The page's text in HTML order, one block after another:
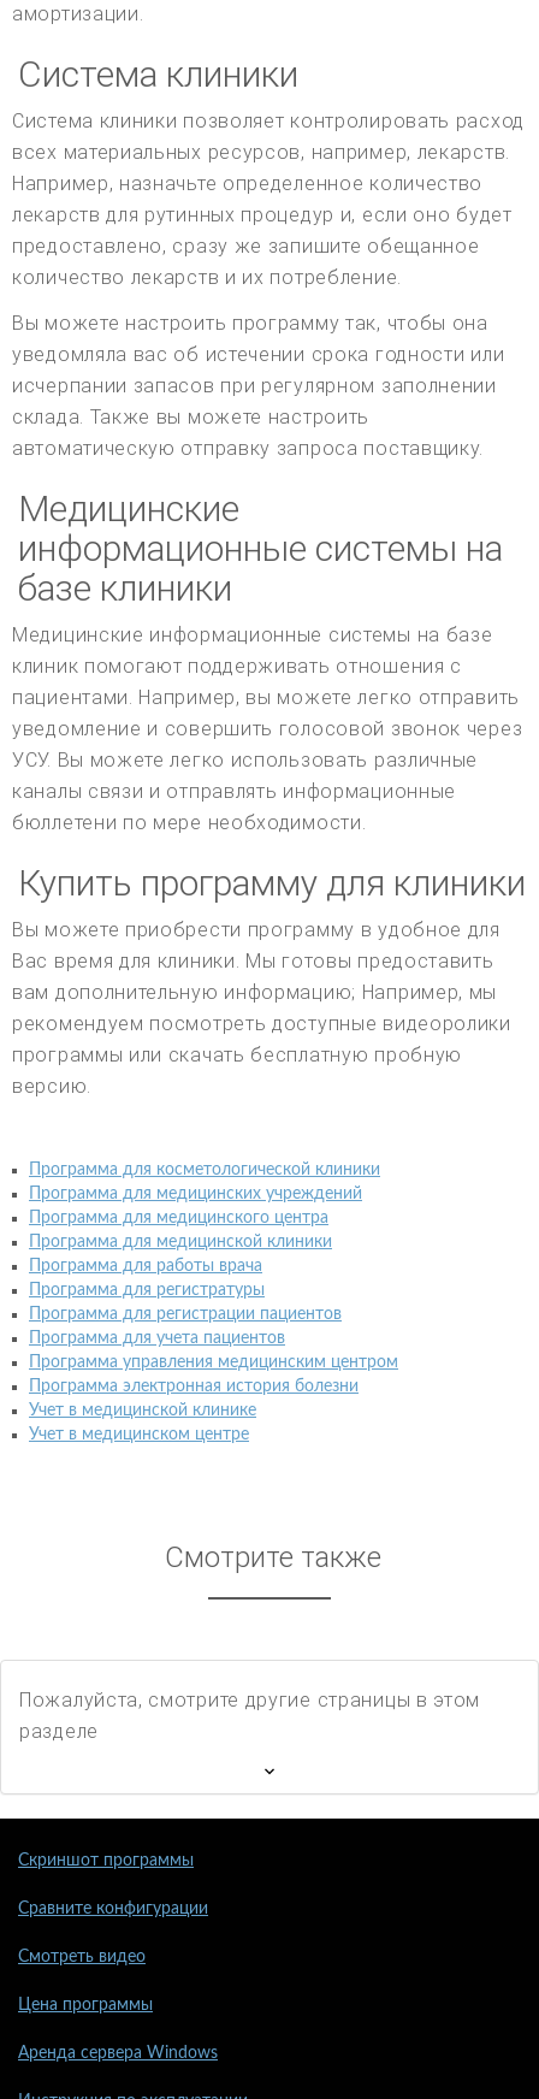
амортизации.
Система клиники
Система клиники позволяет контролировать расход
всех материальных ресурсов, например, лекарств.
Например, назначьте определенное количество
лекарств для рутинных процедур и, если оно будет
предоставлено, сразу же запишите обещанное
количество лекарств и их потребление.
Вы можете настроить программу так, чтобы она
уведомляла вас об истечении срока годности или
исчерпании запасов при регулярном заполнении
склада. Также вы можете настроить
автоматическую отправку запроса поставщику.
Медицинские
информационные системы на
базе клиники
Медицинские информационные системы на базе
клиник помогают поддерживать отношения с
пациентами. Например, вы можете легко отправить
уведомление и совершить голосовой звонок через
УСУ. Вы можете легко использовать различные
каналы связи и отправлять информационные
бюллетени по мере необходимости.
Купить программу для клиники
Вы можете приобрести программу в удобное для
Вас время для клиники. Мы готовы предоставить
вам дополнительную информацию; Например, мы
рекомендуем посмотреть доступные видеоролики
программы или скачать бесплатную пробную
версию.
Программа для косметологической клиники
Программа для медицинских учреждений
Программа для медицинского центра
Программа для медицинской клиники
Программа для работы врача
Программа для регистратуры
Программа для регистрации пациентов
Программа для учета пациентов
Программа управления медицинским центром
Программа электронная история болезни
Учет в медицинской клинике
Учет в медицинском центре
Смотрите также
Пожалуйста, смотрите другие страницы в этом
разделе
Скриншот программы
Сравните конфигурации
Смотреть видео
Цена программы
Аренда сервера Windows